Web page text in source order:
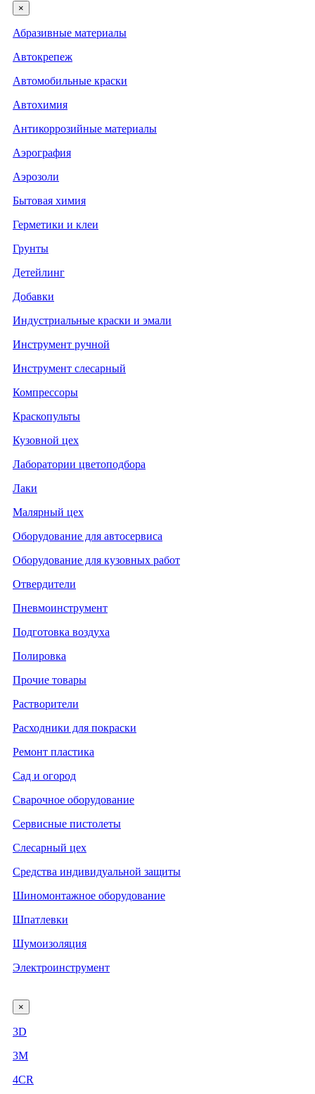
×
Абразивные материалы
Автокрепеж
Автомобильные краски
Автохимия
Антикоррозийные материалы
Аэрография
Аэрозоли
Бытовая химия
Герметики и клеи
Грунты
Детейлинг
Добавки
Индустриальные краски и эмали
Инструмент ручной
Инструмент слесарный
Компрессоры
Краскопульты
Кузовной цех
Лаборатории цветоподбора
Лаки
Малярный цех
Оборудование для автосервиса
Оборудование для кузовных работ
Отвердители
Пневмоинструмент
Подготовка воздуха
Полировка
Прочие товары
Растворители
Расходники для покраски
Ремонт пластика
Сад и огород
Сварочное оборудование
Сервисные пистолеты
Слесарный цех
Средства индивидуальной защиты
Шиномонтажное оборудование
Шпатлевки
Шумоизоляция
Электроинструмент
×
3D
3М
4CR